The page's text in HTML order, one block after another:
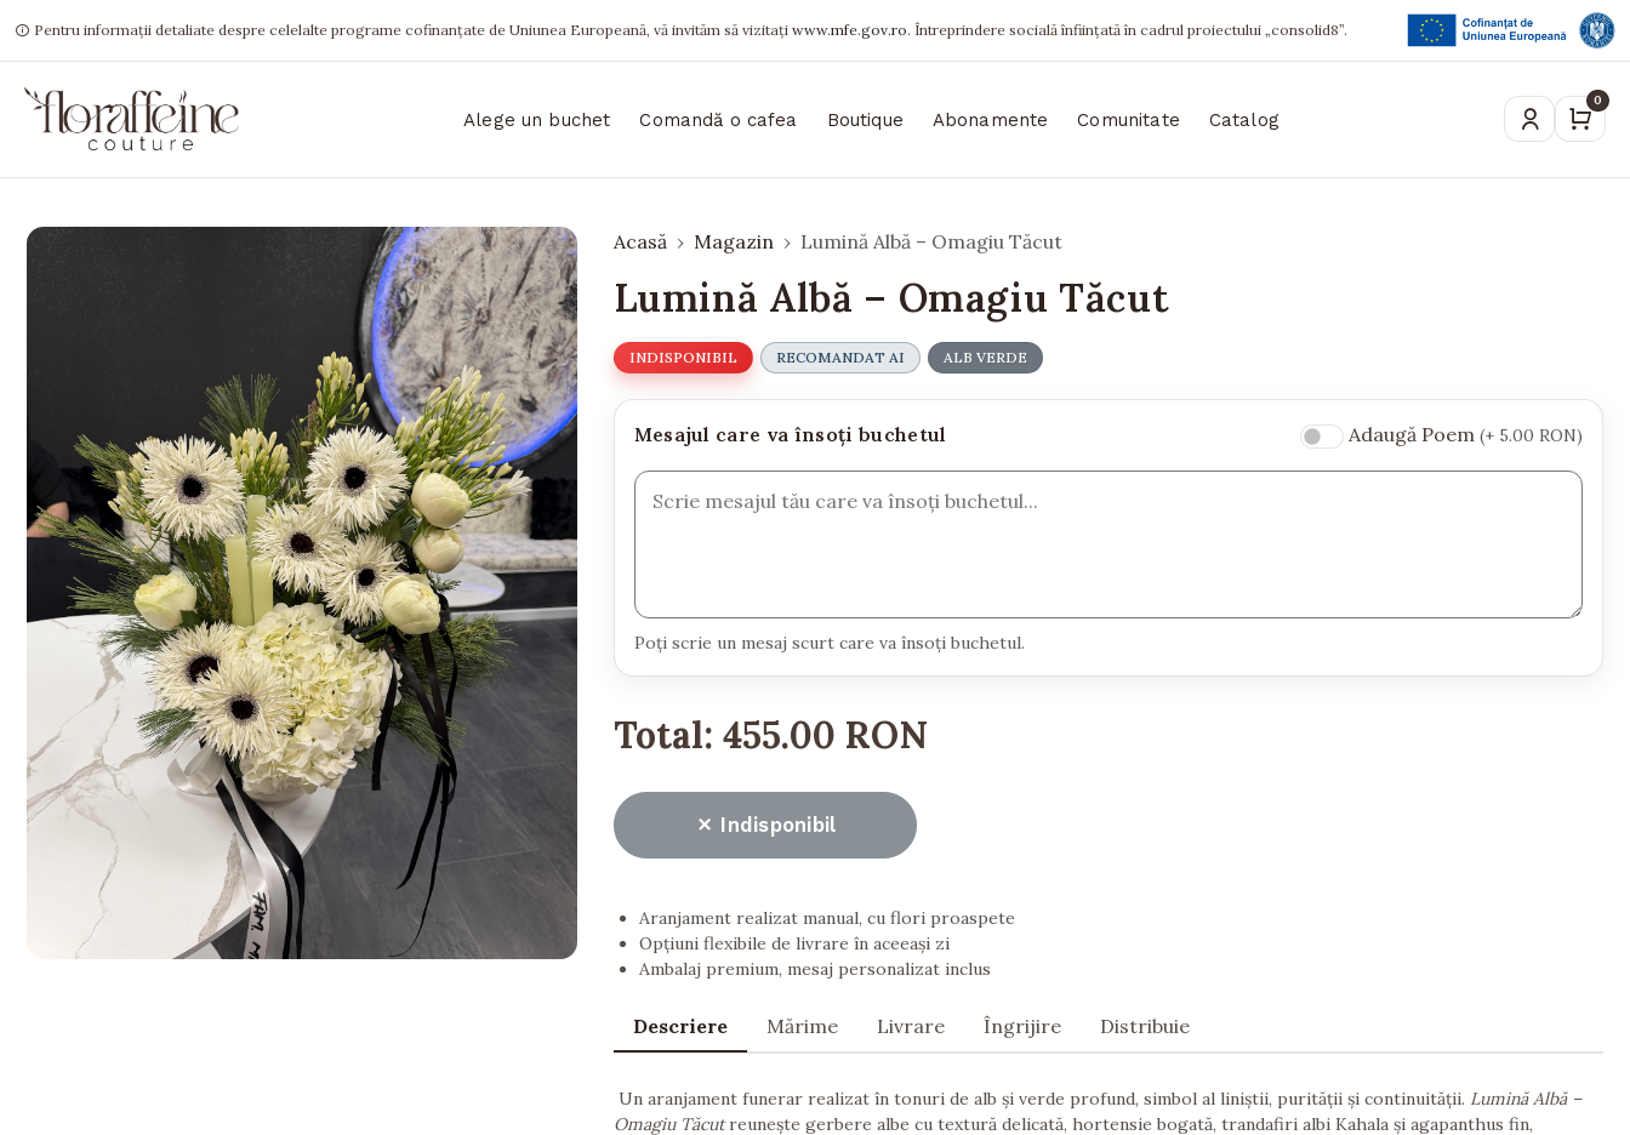
Pentru informații detaliate despre celelalte programe cofinanțate de Uniunea Europeană, vă invităm să vizitați www.mfe.gov.ro. Întreprindere socială înființată în cadrul proiectului „consolid8”.
Alege un buchet Comandă o cafea Boutique Abonamente Comunitate Catalog
0
Acasă Magazin Lumină Albă – Omagiu Tăcut
Lumină Albă – Omagiu Tăcut
INDISPONIBIL RECOMANDAT AI ALB VERDE
Mesajul care va însoți buchetul Adaugă Poem (+ 5.00 RON)
Poți scrie un mesaj scurt care va însoți buchetul.
Total: 455.00 RON
Indisponibil
Aranjament realizat manual, cu flori proaspete
Opțiuni flexibile de livrare în aceeași zi
Ambalaj premium, mesaj personalizat inclus
Descriere Mărime Livrare Îngrijire Distribuie
Un aranjament funerar realizat în tonuri de alb și verde profund, simbol al liniștii, purității și continuității. Lumină Albă –
Omagiu Tăcutreunește gerbere albe cu textură delicată, hortensie bogată, trandafiri albi Kahala și agapanthus fin,